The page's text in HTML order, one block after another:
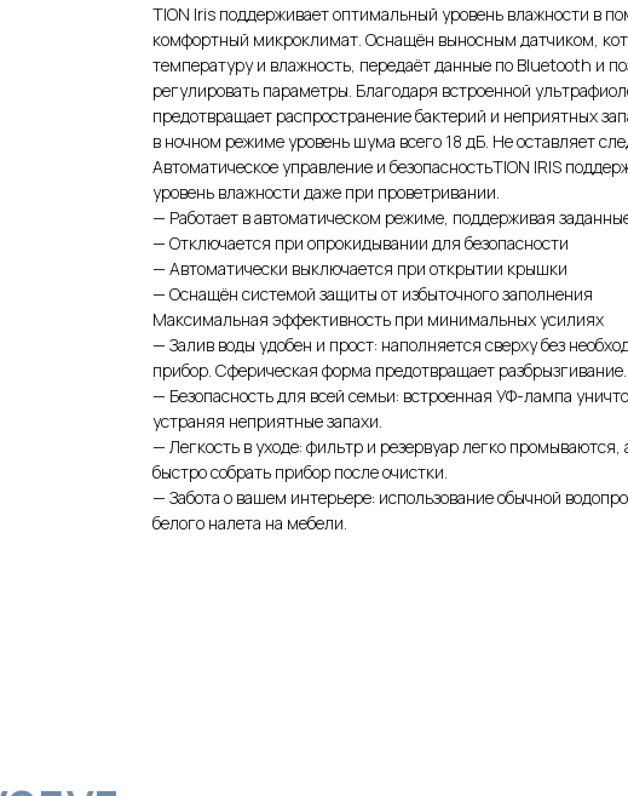
TION Iris поддерживает оптимальный уровень влажности в
комфортный микроклимат. Оснащён выносным датчиком,
температуру и влажность, передаёт данные по Bluetooth и
регулировать параметры. Благодаря встроенной
предотвращает распространение бактерий и неприятных
в ночном режиме уровень шума всего 18 дБ. Не оставляет
Автоматическое управление и безопасностьTION IRIS
уровень влажности даже при проветривании.
— Работает в автоматическом режиме, поддерживая
— Отключается при опрокидывании для безопасности
— Автоматически выключается при открытии крышки
— Оснащён системой защиты от избыточного заполнения
Максимальная эффективность при минимальных усилиях
— Залив воды удобен и прост: наполняется сверху без
прибор. Сферическая форма предотвращает разбрызгивание.
— Безопасность для всей семьи: встроенная УФ-лампа
устраняя неприятные запахи.
— Легкость в уходе: фильтр и резервуар легко промываются,
быстро собрать прибор после очистки.
— Забота о вашем интерьере: использование обычной
белого налета на мебели.